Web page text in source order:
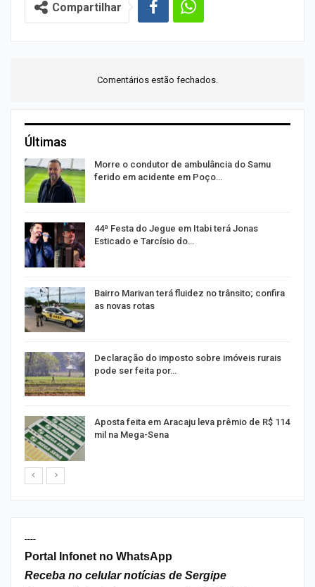
Compartilhar
Comentários estão fechados.
Últimas
Morre o condutor de ambulância do Samu
ferido em acidente em Poço…
44ª Festa do Jegue em Itabi terá Jonas
Esticado e Tarcísio do…
Bairro Marivan terá fluidez no trânsito; confira
as novas rotas
Declaração do imposto sobre imóveis rurais
pode ser feita por…
Aposta feita em Aracaju leva prêmio de R$ 114
mil na Mega-Sena
----
Portal Infonet no WhatsApp
Receba no celular notícias de Sergipe